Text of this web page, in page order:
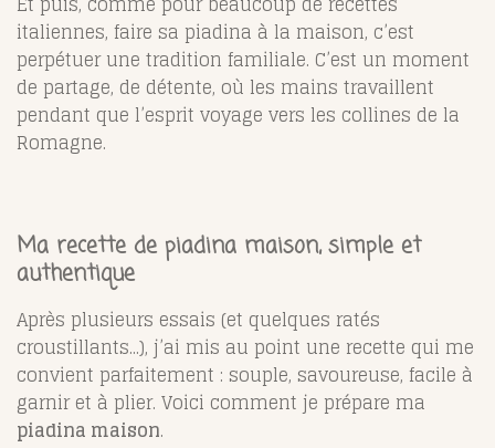
italiennes, faire sa piadina à la maison, c’est
perpétuer une tradition familiale. C’est un moment
de partage, de détente, où les mains travaillent
pendant que l’esprit voyage vers les collines de la
Romagne.
Ma recette de piadina maison, simple et
authentique
Après plusieurs essais (et quelques ratés
croustillants...), j’ai mis au point une recette qui me
convient parfaitement : souple, savoureuse, facile à
garnir et à plier. Voici comment je prépare ma
piadina maison.